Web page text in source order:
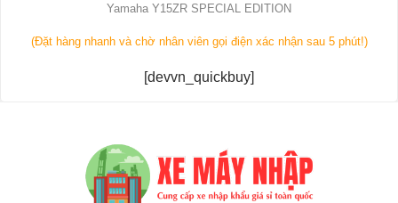
Yamaha Y15ZR SPECIAL EDITION
(Đặt hàng nhanh và chờ nhân viên gọi điện xác nhận sau 5 phút!)
[devvn_quickbuy]